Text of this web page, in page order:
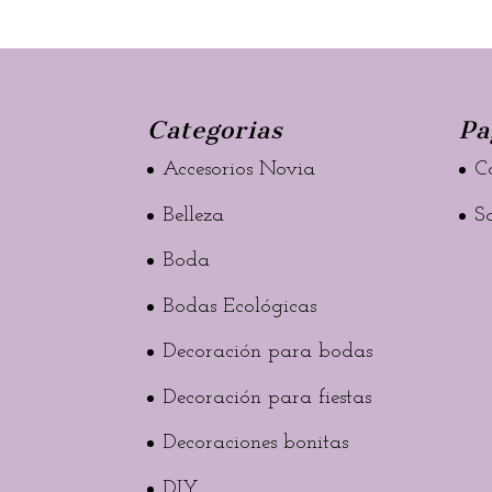
Categorias
Accesorios Novia
Belleza
Boda
Bodas Ecológicas
Decoración para bodas
Decoración para fiestas
Decoraciones bonitas